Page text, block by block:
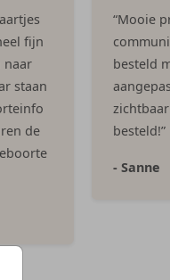
fijn
naar
staan
de
“Mooie
besteld
besteld!”
- Sanne